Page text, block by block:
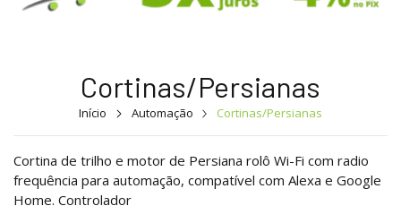
Cortinas/Persianas
Início Automação Cortinas/Persianas
Cortina de trilho e motor de Persiana rolô Wi-Fi com radio
frequência para automação, compatível com Alexa e Google
Home. Controlador